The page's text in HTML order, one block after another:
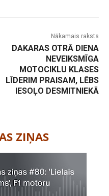
Nākamais raksts
DAKARAS OTRĀ DIENA
NEVEIKSMĪGA
MOTOCIKLU KLASES
LĪDERIM PRAISAM, LĒBS
IESOĻO DESMITNIEKĀ
ZIŅAS